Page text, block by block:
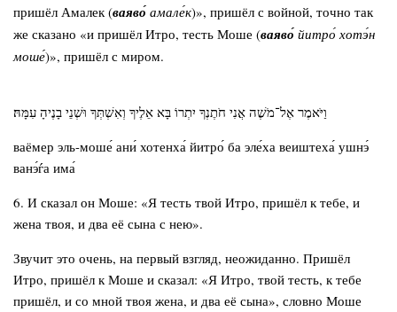
пришёл Амалек (ваяво́ амале́к)», пришёл с войной, точно так
же сказано «и пришёл Итро, тесть Моше (ваяво́ йитро́ хотэ́н
моше́)», пришёл с миром.
וַיֹּאמֶר אֶל־מֹשֶׁה אֲנִי חֹתֶנְךָ יִתְרוֹ בָּא אֵלֶיךָ וְאִשְׁתְּךָ וּשְׁנֵי בָנֶיהָ עִמָּהּ׃
ваёмер эль-моше́ ани́ хотенха́ йитро́ ба эле́ха веиштеха́ ушнэ́
ванэ́ѓа има́
6. И сказал он Моше: «Я тесть твой Итро, пришёл к тебе, и
жена твоя, и два её сына с нею».
Звучит это очень, на первый взгляд, неожиданно. Пришёл
Итро, пришёл к Моше и сказал: «Я Итро, твой тесть, к тебе
пришёл, и со мной твоя жена, и два её сына», словно Моше